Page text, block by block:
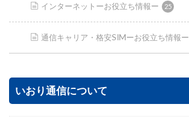
インターネットーお役立ち情報ー 25
通信キャリア・格安SIMーお役立ち情報ー
いおり通信について